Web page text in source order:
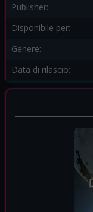
Publisher:
Disponibile per:
Genere:
Data di rilascio: